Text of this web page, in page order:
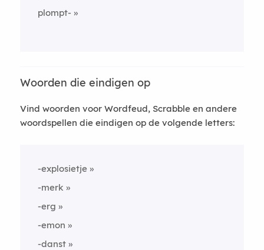
plompt-
Woorden die eindigen op
Vind woorden voor Wordfeud, Scrabble en andere
woordspellen die eindigen op de volgende letters:
-explosietje
-merk
-erg
-emon
-danst